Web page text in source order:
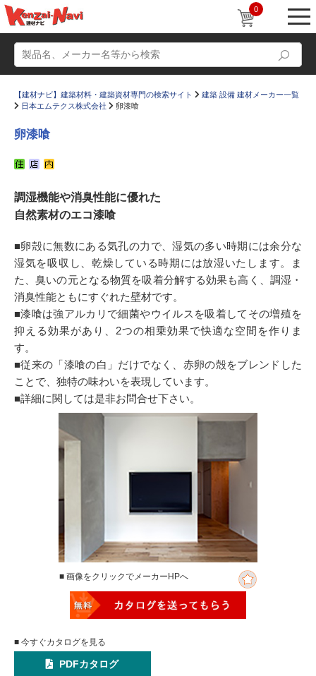
0
かたなび
Q＆A 販売・施工代理店募集
お気に入り
【建材ナビ】建築材料・建築資材専門の検索サイト
建築 設備 建材メーカー一覧
日本エムテクス株式会社
卵漆喰
卵漆喰
調湿機能や消臭性能に優れた
自然素材のエコ漆喰
■卵殻に無数にある気孔の力で、湿気の多い時期には余分な
湿気を吸収し、乾燥している時期には放湿いたします。ま
た、臭いの元となる物質を吸着分解する効果も高く、調湿・
消臭性能ともにすぐれた壁材です。
■漆喰は強アルカリで細菌やウイルスを吸着してその増殖を
抑える効果があり、2つの相乗効果で快適な空間を作りま
す。
■従来の「漆喰の白」だけでなく、赤卵の殻をブレンドした
ことで、独特の味わいを表現しています。
■詳細に関しては是非お問合せ下さい。
■ 画像をクリックでメーカーHPへ
■ 今すぐカタログを見る
PDFカタログ